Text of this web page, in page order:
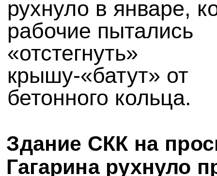
рухнуло в январе,
рабочие пытались
«отстегнуть»
крышу-«батут» от
бетонного кольца.
Здание СКК на
Гагарина рухнуло